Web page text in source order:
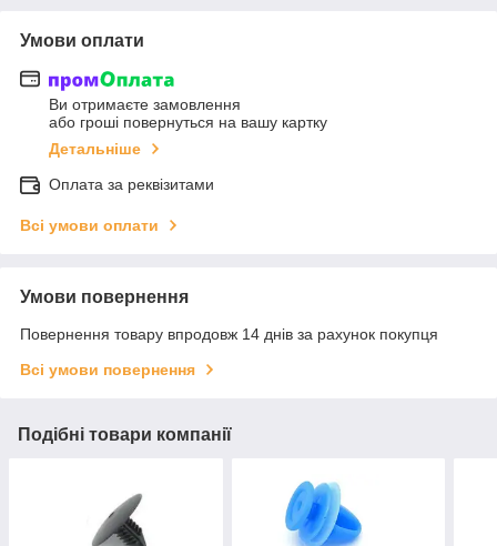
Умови оплати
Ви отримаєте замовлення
або гроші повернуться на вашу картку
Детальніше
Оплата за реквізитами
Всі умови оплати
Умови повернення
Повернення товару впродовж 14 днів за рахунок покупця
Всі умови повернення
Подібні товари компанії